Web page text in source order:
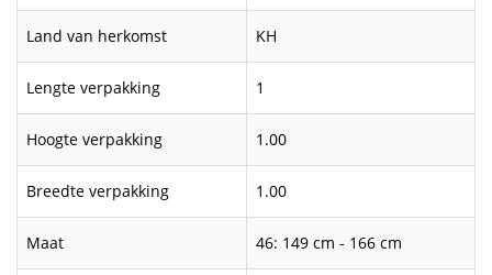
Land van herkomst KH
Lengte verpakking 1
Hoogte verpakking 1.00
Breedte verpakking 1.00
Maat 46: 149 cm - 166 cm